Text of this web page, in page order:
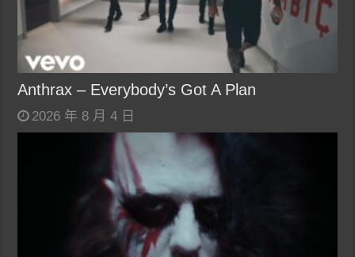
Anthrax – Everybody’s Got A Plan
2026 年 8 月 4 日